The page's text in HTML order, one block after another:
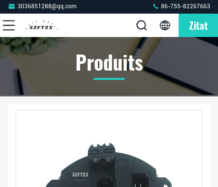
3036851288@qq.com 86-755-82267663
Zitat
Produits